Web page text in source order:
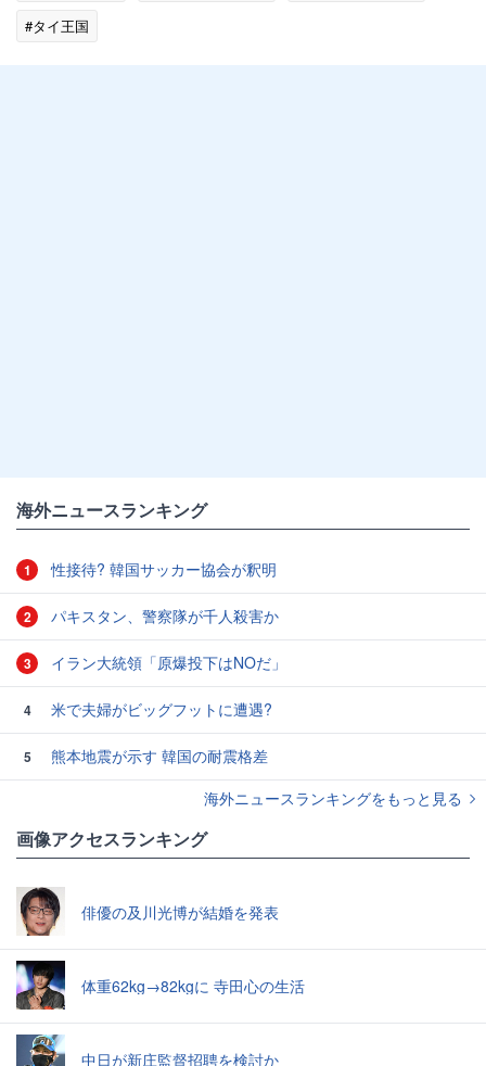
#タイ王国
海外ニュースランキング
1 性接待? 韓国サッカー協会が釈明
2 パキスタン、警察隊が千人殺害か
3 イラン大統領「原爆投下はNOだ」
4 米で夫婦がビッグフットに遭遇?
5
熊本地震が示す 韓国の耐震格差
海外ニュースランキングをもっと見る
画像アクセスランキング
俳優の及川光博が結婚を発表
体重62kg→82kgに 寺田心の生活
中日が新庄監督招聘を検討か